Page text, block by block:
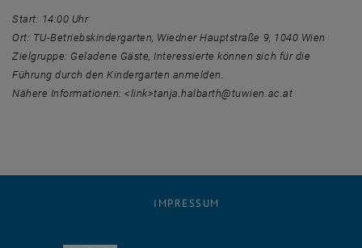
Start: 14:00 Uhr
Ort: TU-Betriebskindergarten, Wiedner Hauptstraße 9, 1040 Wien
Zielgruppe: Geladene Gäste, Interessierte können sich für die
Führung durch den Kindergarten anmelden.
Nähere Informationen: <link>tanja.halbarth@tuwien.ac.at
IMPRESSUM